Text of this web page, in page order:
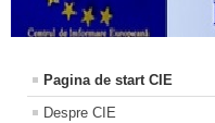
Pagina de start CIE
Despre CIE